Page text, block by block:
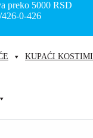
preko 5000RSD
0-426
KUPAĆI KOSTIMI